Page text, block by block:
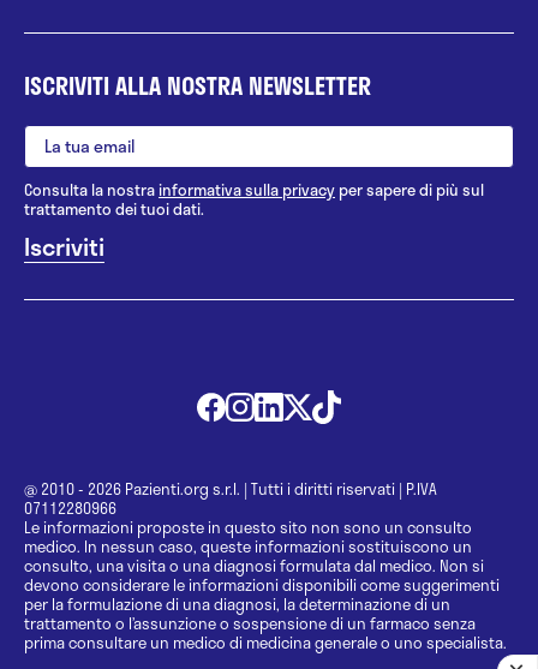
ISCRIVITI ALLA NOSTRA NEWSLETTER
Consulta la nostrainformativa sulla privacy per sapere di più sul
trattamento dei tuoi dati.
@ 2010 - 2026 Pazienti.org s.r.l. | Tutti i diritti riservati | P.IVA
07112280966
Le informazioni proposte in questo sito non sono un consulto
medico. In nessun caso, queste informazioni sostituiscono un
consulto, una visita o una diagnosi formulata dal medico. Non si
devono considerare le informazioni disponibili come suggerimenti
per la formulazione di una diagnosi, la determinazione di un
trattamento o l’assunzione o sospensione di un farmaco senza
prima consultare un medico di medicina generale o uno specialista.